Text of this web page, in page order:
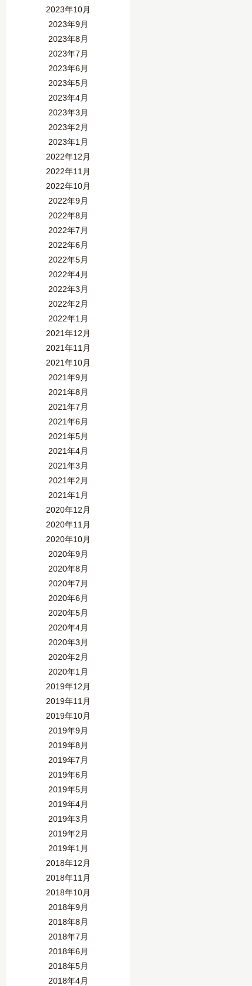
2023年10月
2023年9月
2023年8月
2023年7月
2023年6月
2023年5月
2023年4月
2023年3月
2023年2月
2023年1月
2022年12月
2022年11月
2022年10月
2022年9月
2022年8月
2022年7月
2022年6月
2022年5月
2022年4月
2022年3月
2022年2月
2022年1月
2021年12月
2021年11月
2021年10月
2021年9月
2021年8月
2021年7月
2021年6月
2021年5月
2021年4月
2021年3月
2021年2月
2021年1月
2020年12月
2020年11月
2020年10月
2020年9月
2020年8月
2020年7月
2020年6月
2020年5月
2020年4月
2020年3月
2020年2月
2020年1月
2019年12月
2019年11月
2019年10月
2019年9月
2019年8月
2019年7月
2019年6月
2019年5月
2019年4月
2019年3月
2019年2月
2019年1月
2018年12月
2018年11月
2018年10月
2018年9月
2018年8月
2018年7月
2018年6月
2018年5月
2018年4月